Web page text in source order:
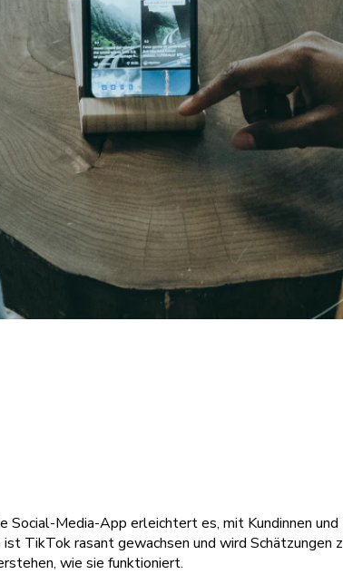
Media-App erleichtert es, mit Kundinnen
TikTok rasant gewachsen und wird Schätzungen
wie sie funktioniert.